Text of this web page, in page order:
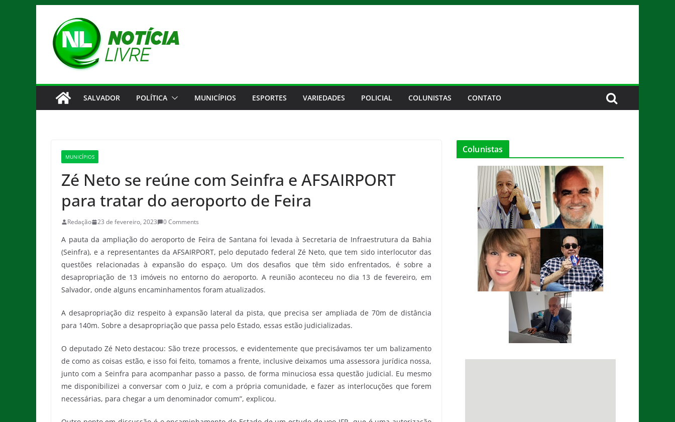
conteúdo
SALVADOR POLÍTICA MUNICÍPIOS ESPORTES VARIEDADES POLICIAL COLUNISTAS CONTATO
MUNICÍPIOS
Zé Neto se reúne com Seinfra e AFSAIRPORT
para tratar do aeroporto de Feira
Redação 23 de fevereiro, 2023 0 Comments
A pauta da ampliação do aeroporto de Feira de Santana foi levada à Secretaria de Infraestrutura da Bahia
(Seinfra), e a representantes da AFSAIRPORT, pelo deputado federal Zé Neto, que tem sido interlocutor das
questões relacionadas à expansão do espaço. Um dos desafios que têm sido enfrentados, é sobre a
desapropriação de 13 imóveis no entorno do aeroporto. A reunião aconteceu no dia 13 de fevereiro, em
Salvador, onde alguns encaminhamentos foram atualizados.
A desapropriação diz respeito à expansão lateral da pista, que precisa ser ampliada de 70m de distância
para 140m. Sobre a desapropriação que passa pelo Estado, essas estão judicializadas.
O deputado Zé Neto destacou: São treze processos, e evidentemente que precisávamos ter um balizamento
de como as coisas estão, e isso foi feito, tomamos a frente, inclusive deixamos uma assessora jurídica nossa,
junto com a Seinfra para acompanhar passo a passo, de forma minuciosa essa questão judicial. Eu mesmo
me disponibilizei a conversar com o Juiz, e com a própria comunidade, e fazer as interlocuções que forem
necessárias, para chegar a um denominador comum”, explicou.
Colunistas